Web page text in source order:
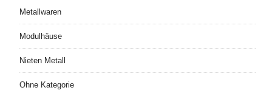
Metallwaren
Modulhäuse
Nieten Metall
Ohne Kategorie